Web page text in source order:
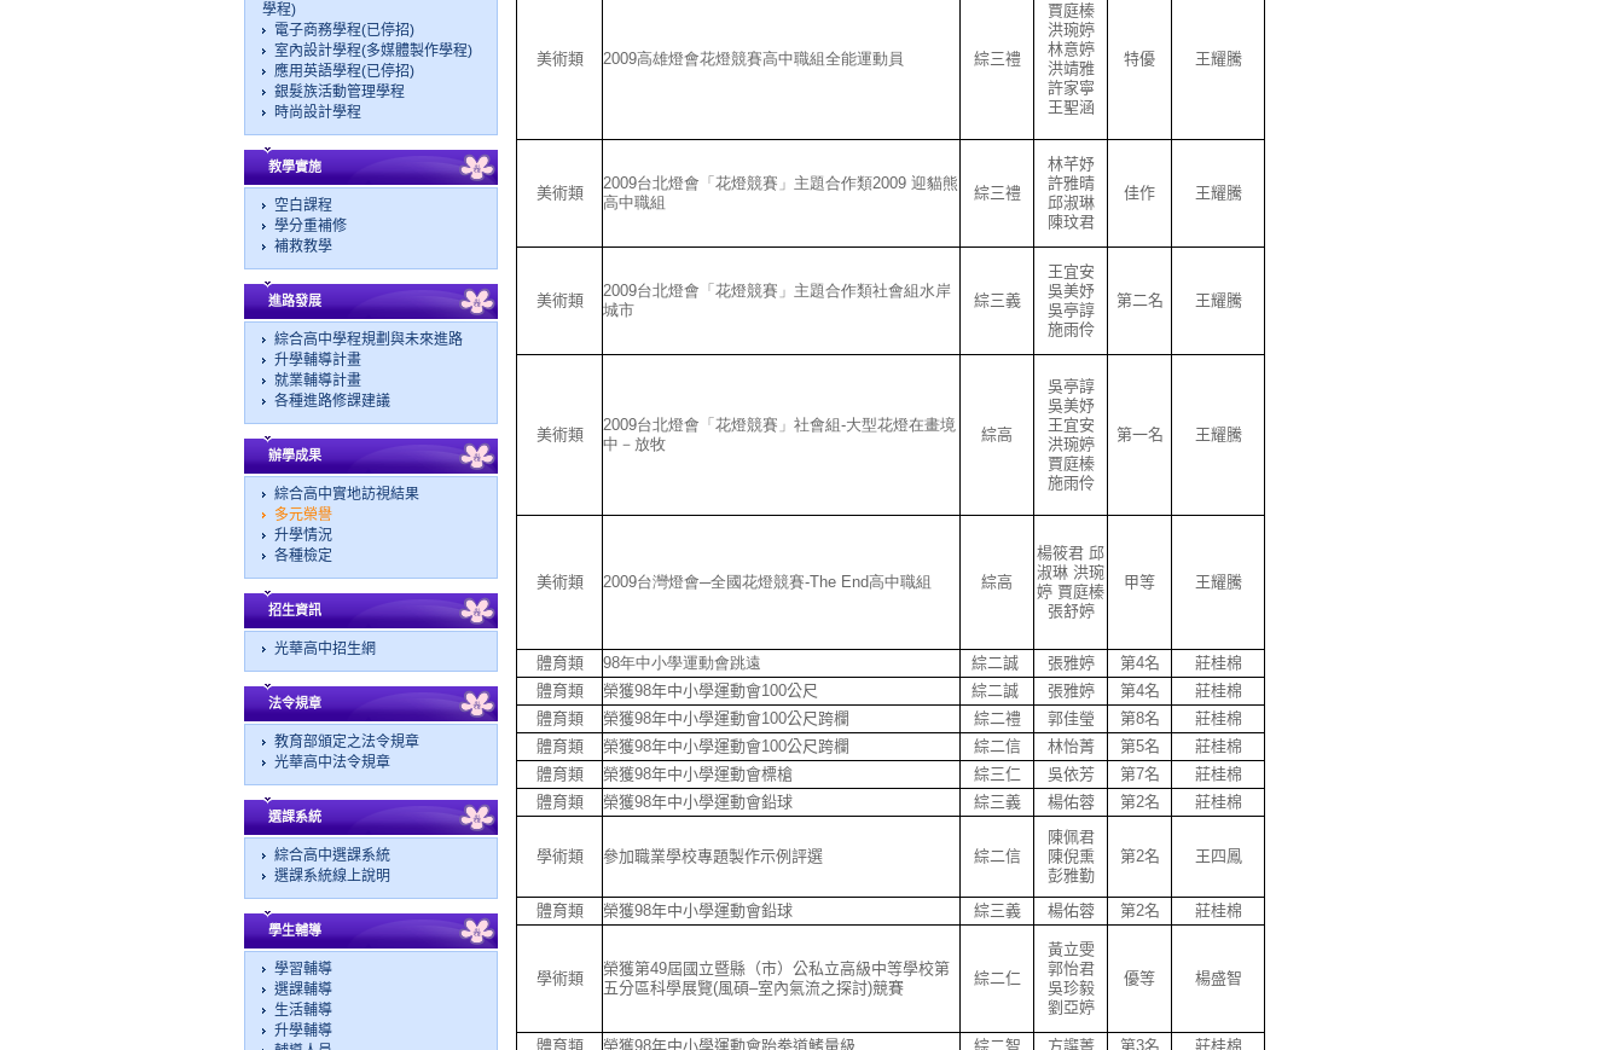
學程)
電子商務學程(已停招)
室內設計學程(多媒體製作學程)
應用英語學程(已停招)
銀髮族活動管理學程
時尚設計學程
教學實施
空白課程
學分重補修
補救教學
進路發展
綜合高中學程規劃與未來進路
升學輔導計畫
就業輔導計畫
各種進路修課建議
辦學成果
綜合高中實地訪視結果
多元榮譽
升學情況
各種檢定
招生資訊
光華高中招生網
法令規章
教育部頒定之法令規章
光華高中法令規章
選課系統
綜合高中選課系統
選課系統線上說明
學生輔導
學習輔導
選課輔導
生活輔導
升學輔導
美術類 2009高雄燈會花燈競賽高中職組全能運動員 綜三禮
賈庭榛
洪琬婷
林意婷
洪靖雅
許家寧
王聖涵
特優 王耀騰
美術類
2009台北燈會「花燈競賽」主題合作類2009 迎貓熊
高中職組
綜三禮
林芊妤
許雅晴
邱淑琳
陳玟君
佳作 王耀騰
美術類
2009台北燈會「花燈競賽」主題合作類社會組水岸
城市
綜三義
王宜安
吳美妤
吳亭諄
施雨伶
第二名 王耀騰
美術類
2009台北燈會「花燈競賽」社會組-大型花燈在畫境
中－放牧
綜高
吳亭諄
吳美妤
王宜安
洪琬婷
賈庭榛
施雨伶
第一名 王耀騰
美術類 2009台灣燈會─全國花燈競賽-The End高中職組 綜高
楊筱君 邱
淑琳 洪琬
婷 賈庭榛
張舒婷
甲等 王耀騰
體育類 98年中小學運動會跳遠 綜二誠 張雅婷 第4名
莊桂棉
體育類
榮獲98年中小學運動會100公尺 綜二誠 張雅婷 第4名
莊桂棉
體育類
榮獲98年中小學運動會100公尺跨欄 綜二禮 郭佳瑩 第8名
莊桂棉
體育類
榮獲98年中小學運動會100公尺跨欄 綜二信 林怡菁 第5名
莊桂棉
體育類
榮獲98年中小學運動會標槍 綜三仁 吳依芳 第7名
莊桂棉
體育類
榮獲98年中小學運動會鉛球 綜三義 楊佑蓉 第2名 莊桂棉
學術類 參加職業學校專題製作示例評選 綜二信
陳佩君
陳倪熏
彭雅勤
第2名 王四鳳
體育類 榮獲98年中小學運動會鉛球 綜三義 楊佑蓉 第2名 莊桂棉
學術類
榮獲第49屆國立暨縣（市）公私立高級中等學校第
五分區科學展覽(風碩–室內氣流之探討)競賽
綜二仁
黃立雯
郭怡君
吳珍毅
劉亞婷
優等 楊盛智
體育類 榮獲98年中小學運動會跆拳道鰭量級 綜二智 方譔菁 第3名 莊桂棉